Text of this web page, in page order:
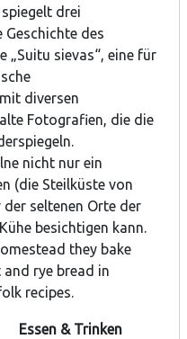
drei
Geschichte des
„Suitu sievas“, eine für
diversen
Fotografien, die die
nicht nur ein
(die Steilküste von
der seltenen Orte der
besichtigen kann.
they bake
rye bread in
recipes.
Essen & Trinken